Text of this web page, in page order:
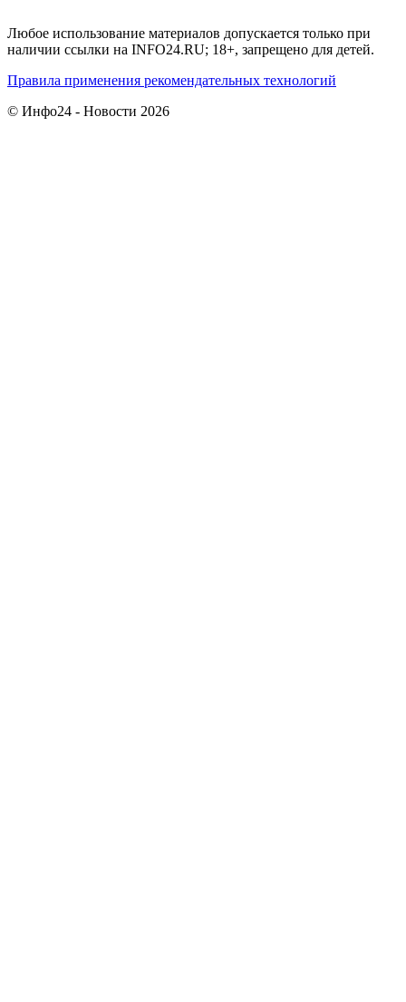
Любое использование материалов допускается только при
наличии ссылки на INFO24.RU; 18+, запрещено для детей.
Правила применения рекомендательных технологий
© Инфо24 - Новости 2026